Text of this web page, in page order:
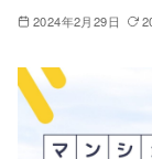
2024年2月29日